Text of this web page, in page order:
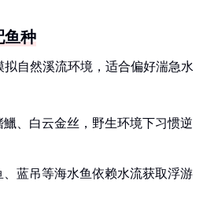
鱼种
自然溪流环境，适合偏好湍急水
鱲、白云金丝，野生环境下习惯逆
、蓝吊等海水鱼依赖水流获取浮游